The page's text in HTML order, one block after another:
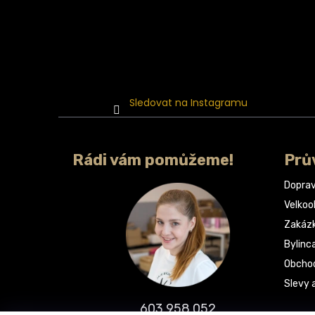
Sledovat na Instagramu
Rádi vám pomůžeme!
603 958 052
Slevy